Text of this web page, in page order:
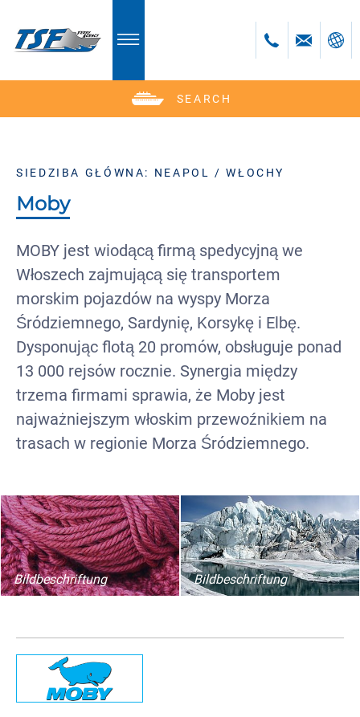
SEARCH
Česky
SIEDZIBA GŁÓWNA: NEAPOL / WŁOCHY
Moby
MOBY jest wiodącą firmą spedycyjną we
Włoszech zajmującą się transportem
morskim pojazdów na wyspy Morza
Śródziemnego, Sardynię, Korsykę i Elbę.
Dysponując flotą 20 promów, obsługuje ponad
13 000 rejsów rocznie. Synergia między
trzema firmami sprawia, że ​​Moby jest
najważniejszym włoskim przewoźnikiem na
trasach w regionie Morza Śródziemnego.
Bildbeschriftung Bildbeschriftung